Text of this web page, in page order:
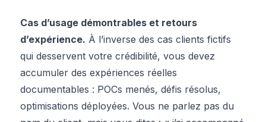
Cas d’usage démontrables et retours
d’expérience. À l’inverse des cas clients fictifs
qui desservent votre crédibilité, vous devez
accumuler des expériences réelles
documentables : POCs menés, défis résolus,
optimisations déployées. Vous ne parlez pas du